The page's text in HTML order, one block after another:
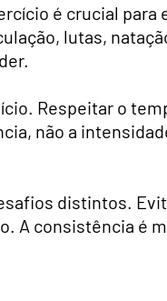
é crucial para
lutas,
Respeitar o
não a
distintos.
A consistência é